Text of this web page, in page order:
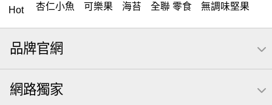
Hot 杏仁小魚 可樂果 海苔 全聯 零食 無調味堅果
無調味 全聯 禮盒 全聯 素食 堅穀力 綜合纖果
米果 薯條
全聯 拜拜 飲 桶裝堅果 元本山 可樂
三角壽司海苔
品牌官網
網路獨家